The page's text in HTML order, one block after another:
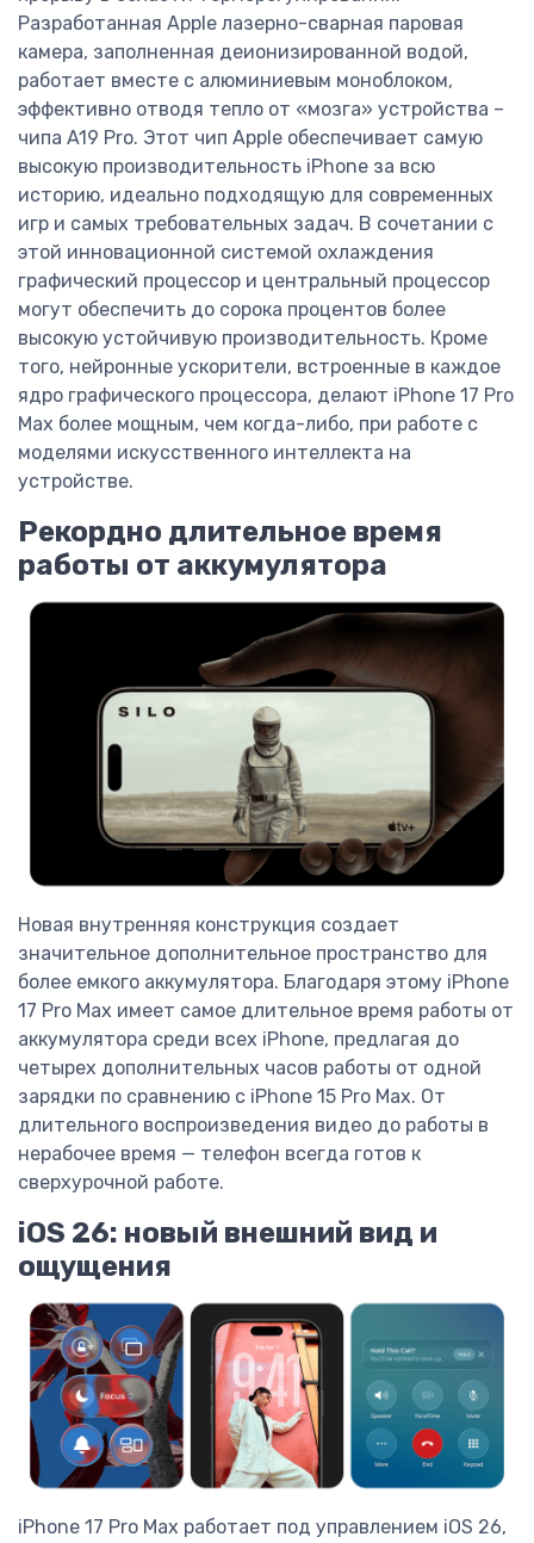
Разработанная Apple лазерно-сварная паровая
камера, заполненная деионизированной водой,
работает вместе с алюминиевым моноблоком,
эффективно отводя тепло от «мозга» устройства –
чипа A19 Pro. Этот чип Apple обеспечивает самую
высокую производительность iPhone за всю
историю, идеально подходящую для современных
игр и самых требовательных задач. В сочетании с
этой инновационной системой охлаждения
графический процессор и центральный процессор
могут обеспечить до сорока процентов более
высокую устойчивую производительность. Кроме
того, нейронные ускорители, встроенные в каждое
ядро графического процессора, делают iPhone 17 Pro
Max более мощным, чем когда-либо, при работе с
моделями искусственного интеллекта на
устройстве.
Рекордно длительное время
работы от аккумулятора
Новая внутренняя конструкция создает
значительное дополнительное пространство для
более емкого аккумулятора. Благодаря этому iPhone
17 Pro Max имеет самое длительное время работы от
аккумулятора среди всех iPhone, предлагая до
четырех дополнительных часов работы от одной
зарядки по сравнению с iPhone 15 Pro Max. От
длительного воспроизведения видео до работы в
нерабочее время — телефон всегда готов к
сверхурочной работе.
iOS 26: новый внешний вид и
ощущения
iPhone 17 Pro Max работает под управлением iOS 26,